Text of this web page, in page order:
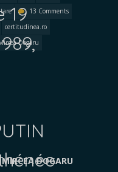
19 13 Comments
certitudinea.ro
Mircea Dogaru
DOGARU